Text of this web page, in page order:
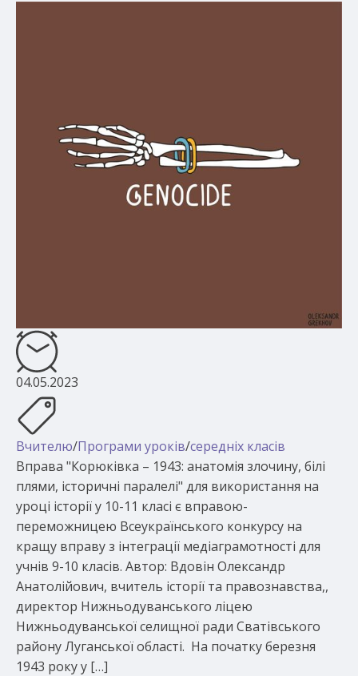
04.05.2023
Вчителю/Програми уроків/середніх класів
Вправа "Корюківка – 1943: анатомія злочину, білі
плями, історичні паралелі" для використання на
уроці історії у 10-11 класі є вправою-
переможницею Всеукраїнського конкурсу на
кращу вправу з інтеграції медіаграмотності для
учнів 9-10 класів. Автор: Вдовін Олександр
Анатолійович, вчитель історії та правознавства,,
директор Нижньодуванського ліцею
Нижньодуванської селищної ради Сватівського
району Луганської області. На початку березня
1943 року у […]